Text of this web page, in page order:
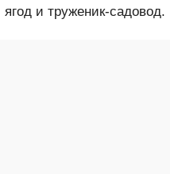
и труженик-садовод.